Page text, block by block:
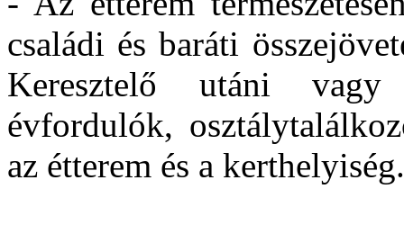
családi és baráti
Keresztelő utáni vagy
évfordulók,
az étterem és a